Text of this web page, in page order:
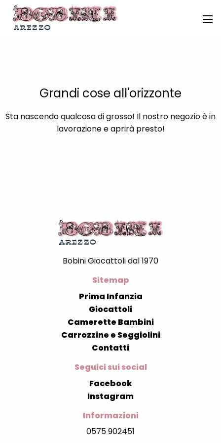
Grandi cose all'orizzonte
Sta nascendo qualcosa di grosso! Il nostro negozio è in
lavorazione e aprirà presto!
Bobini Giocattoli dal 1970
Sitemap
Prima Infanzia
Giocattoli
Camerette Bambini
Carrozzine e Seggiolini
Contatti
Seguici sui social
Facebook
Instagram
Informazioni
0575 902451